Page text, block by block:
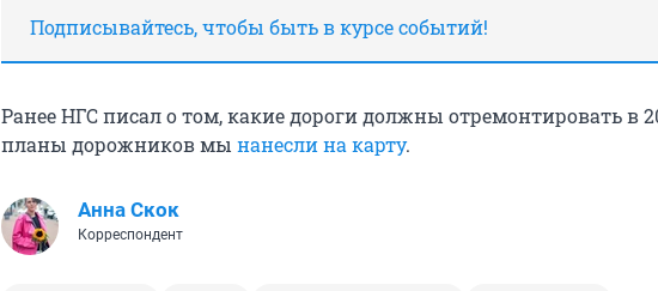
Подписывайтесь, чтобы быть в курсе событий!
Ранее НГС писал о том, какие дороги должны отремонтировать в
планы дорожников мы нанесли на карту.
Анна Скок
Корреспондент